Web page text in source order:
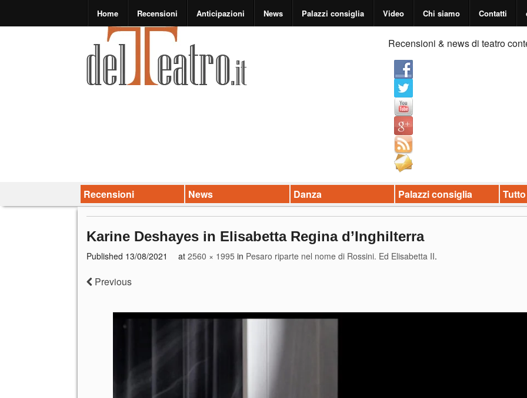
Home Recensioni Anticipazioni News Palazzi consiglia Video Chi siamo Contatti
Recensioni & news di teatro
Recensioni News Danza Palazzi consiglia
Karine Deshayes in Elisabetta Regina d’Inghilterra
Published 13/08/2021 at 2560 × 1995 in Pesaro riparte nel nome di Rossini. Ed Elisabetta II.
Previous